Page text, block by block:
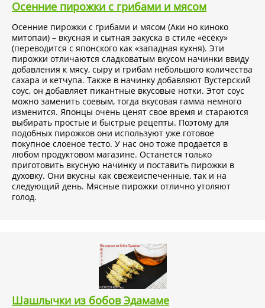
Осенние пирожки с грибами и мясом
Осенние пирожки с грибами и мясом (Аки но киноко
митопаи) – вкусная и сытная закуска в стиле «ёсёку»
(переводится с японского как «западная кухня). Эти
пирожки отличаются сладковатым вкусом начинки ввиду
добавления к мясу, сыру и грибам небольшого количества
сахара и кетчупа. Также в начинку добавляют Вустерский
соус, он добавляет пикантные вкусовые нотки. Этот соус
можно заменить соевым, тогда вкусовая гамма немного
изменится. Японцы очень ценят свое время и стараются
выбирать простые и быстрые рецепты. Поэтому для
подобных пирожков они используют уже готовое
покупное слоеное тесто. У нас оно тоже продается в
любом продуктовом магазине. Останется только
приготовить вкусную начинку и поставить пирожки в
духовку. Они вкусны как свежеиспеченные, так и на
следующий день. Мясные пирожки отлично утоляют
голод.
Шашлычки из бобов Эдамаме